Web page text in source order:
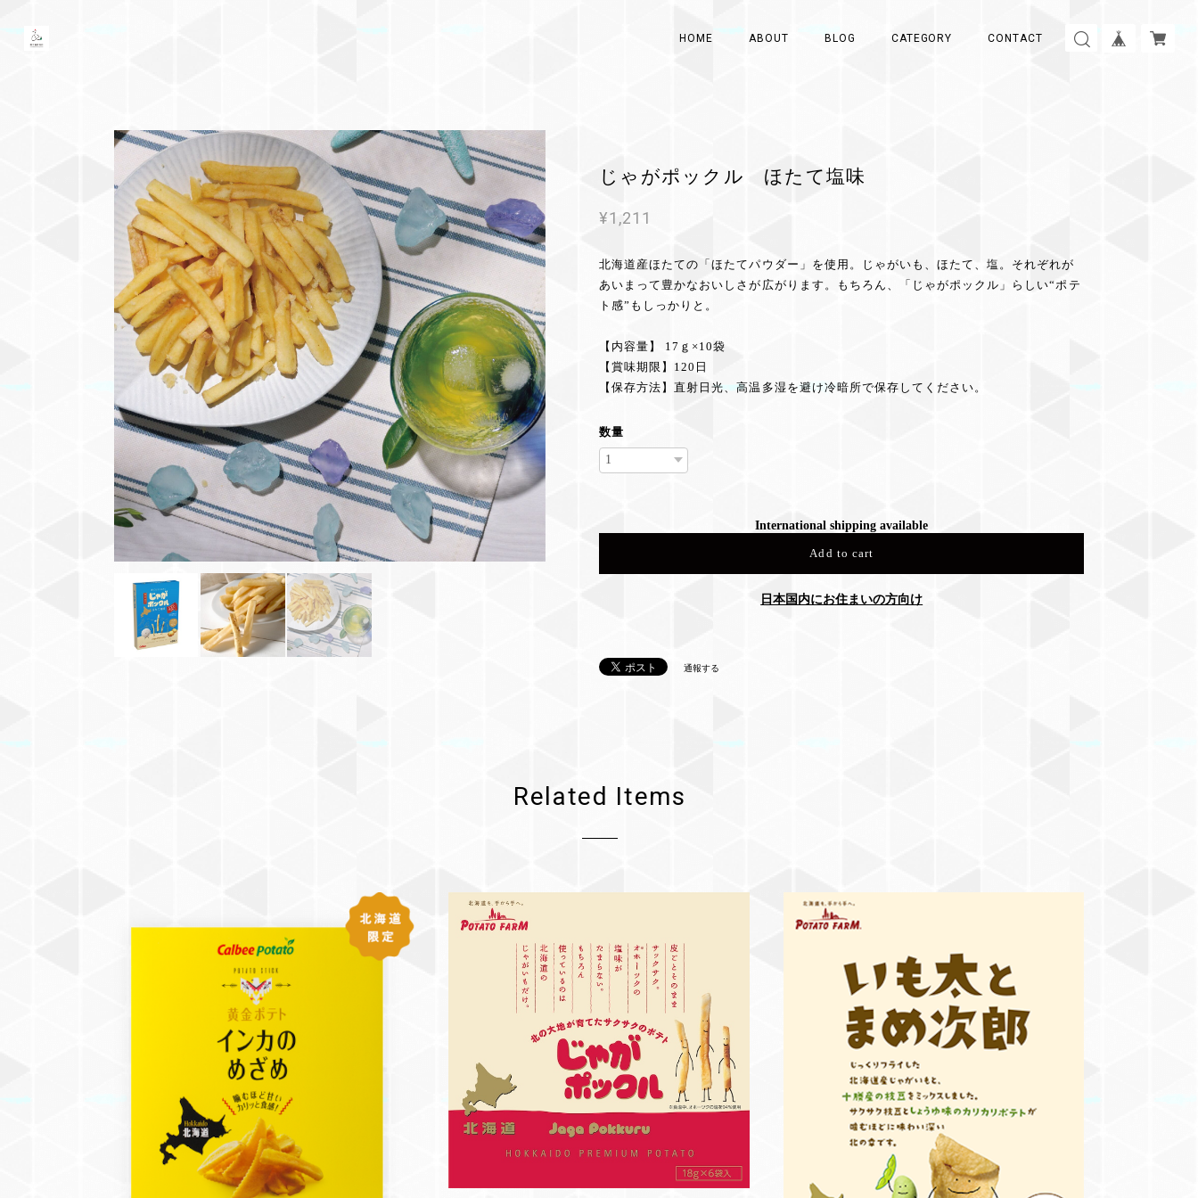
HOME ABOUT BLOG CATEGORY CONTACT
じゃがポックル ほたて塩味
¥1,211
北海道産ほたての「ほたてパウダー」を使用。じゃがいも、ほたて、塩。それぞれが
あいまって豊かなおいしさが広がります。もちろん、「じゃがポックル」らしい“ポテ
ト感”もしっかりと。
【内容量】 17ｇ×10袋
【賞味期限】120日
【保存方法】直射日光、高温多湿を避け冷暗所で保存してください。
数量
International shipping available
Add to cart
日本国内にお住まいの方向け
通報する
Related Items